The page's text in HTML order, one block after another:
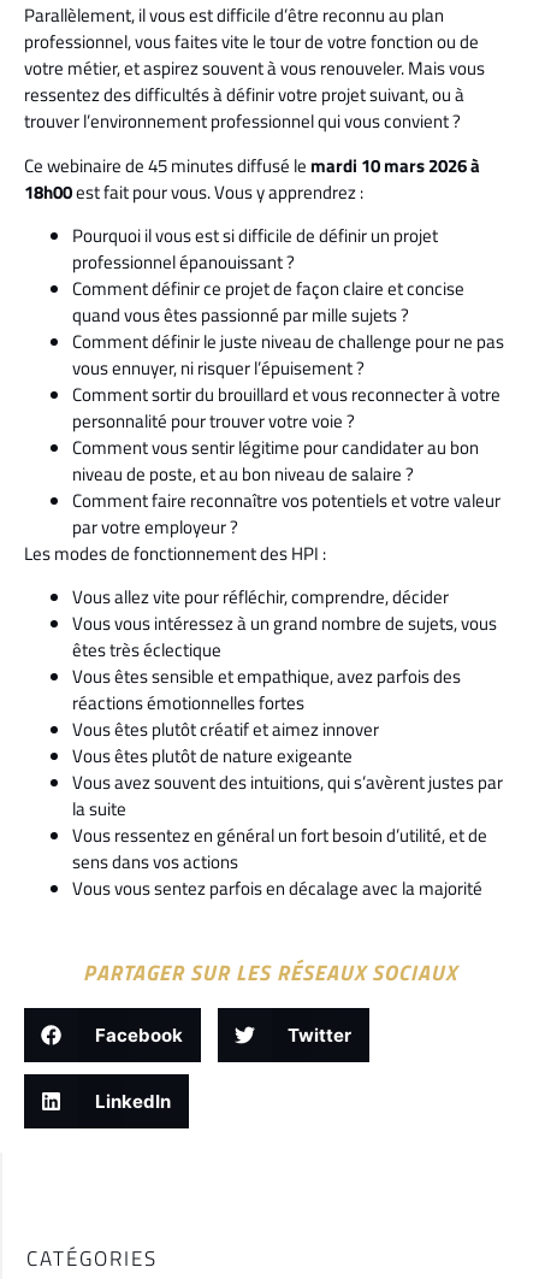
Parallèlement, il vous est difficile d’être reconnu au plan
professionnel, vous faites vite le tour de votre fonction ou de
votre métier, et aspirez souvent à vous renouveler. Mais vous
ressentez des difficultés à définir votre projet suivant, ou à
trouver l’environnement professionnel qui vous convient ?
Ce webinaire de 45 minutes diffusé le mardi 10 mars 2026 à
18h00est fait pour vous. Vous y apprendrez :
Pourquoi il vous est si difficile de définir un projet
professionnel épanouissant ?
Comment définir ce projet de façon claire et concise
quand vous êtes passionné par mille sujets ?
Comment définir le juste niveau de challenge pour ne pas
vous ennuyer, ni risquer l’épuisement ?
Comment sortir du brouillard et vous reconnecter à votre
personnalité pour trouver votre voie ?
Comment vous sentir légitime pour candidater au bon
niveau de poste, et au bon niveau de salaire ?
Comment faire reconnaître vos potentiels et votre valeur
par votre employeur ?
Les modes de fonctionnement des HPI :
Vous allez vite pour réfléchir, comprendre, décider
Vous vous intéressez à un grand nombre de sujets, vous
êtes très éclectique
Vous êtes sensible et empathique, avez parfois des
réactions émotionnelles fortes
Vous êtes plutôt créatif et aimez innover
Vous êtes plutôt de nature exigeante
Vous avez souvent des intuitions, qui s’avèrent justes par
la suite
Vous ressentez en général un fort besoin d’utilité, et de
sens dans vos actions
Vous vous sentez parfois en décalage avec la majorité
PARTAGER SUR LES RÉSEAUX SOCIAUX
Facebook Twitter
LinkedIn
CATÉGORIES